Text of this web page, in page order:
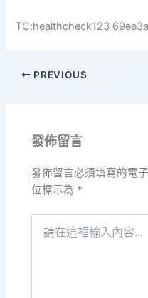
TC:healthcheck123
PREVIOUS
發佈留言
發佈留言必須填寫的電
位標示為 *